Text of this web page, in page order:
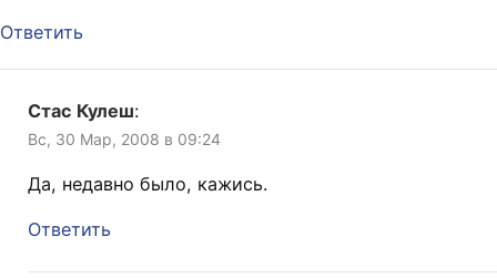
Ответить
Стас Кулеш:
Вс, 30 Мар, 2008 в 09:24
Да, недавно было, кажись.
Ответить